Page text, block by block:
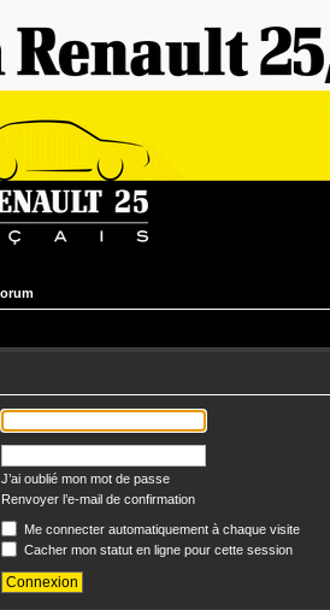
J’ai oublié mon mot de passe
Renvoyer l’e-mail de confirmation
Me connecter automatiquement à chaque visite
Cacher mon statut en ligne pour cette session